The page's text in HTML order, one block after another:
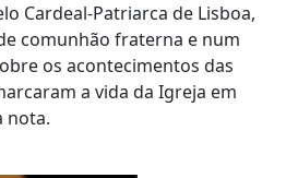
Cardeal-Patriarca de Lisboa,
comunhão fraterna e num
os acontecimentos das
a vida da Igreja em
nota.